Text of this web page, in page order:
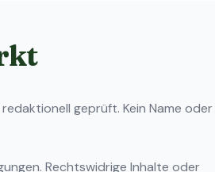
geprüft. Kein Name oder
. Rechtswidrige Inhalte oder